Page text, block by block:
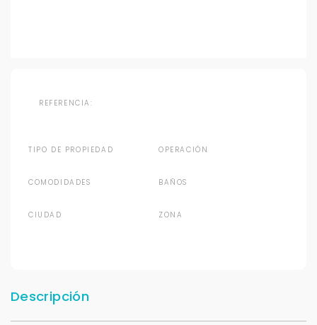
REFERENCIA:
TIPO DE PROPIEDAD OPERACIÓN
COMODIDADES BAÑOS
CIUDAD ZONA
Descripción